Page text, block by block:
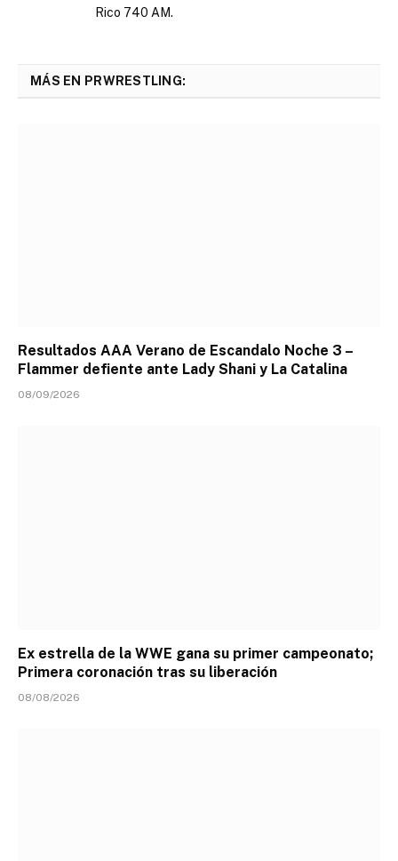
Rico 740 AM.
MÁS EN PRWRESTLING:
Resultados AAA Verano de Escandalo Noche 3 –
Flammer defiente ante Lady Shani y La Catalina
08/09/2026
Ex estrella de la WWE gana su primer campeonato;
Primera coronación tras su liberación
08/08/2026